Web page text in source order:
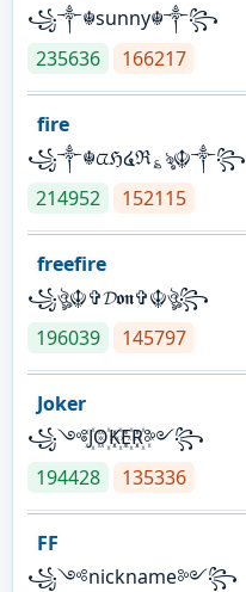
꧁༒☬sunny☬༒꧂
235636
166217
fire
꧁༒☬ᤂℌ໔ℜ؏ৡ☬༒꧂
214952
152115
freefire
꧁ঔৣ☬✞𝓓𝖔𝖓✞☬ঔৣ꧂
196039
145797
Joker
꧁༺J꙰O꙰K꙰E꙰R꙰༻꧂
194428
135336
FF
꧁༺nickname༻꧂